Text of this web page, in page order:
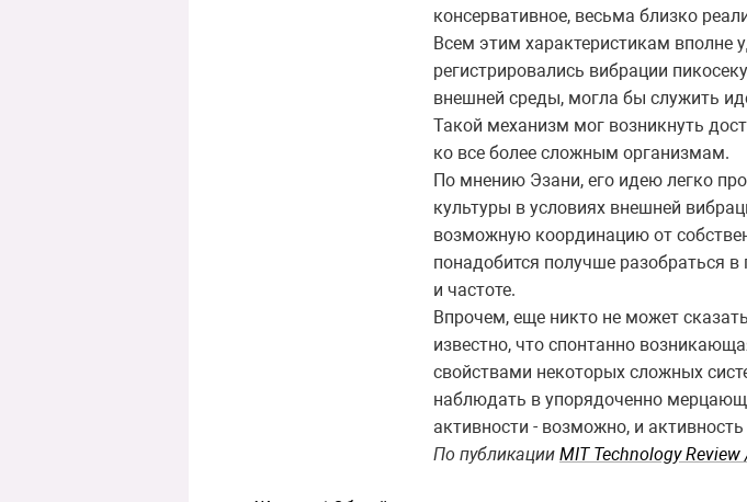
консервативное, весьма близко
Всем этим характеристикам вполне
регистрировались вибрации
внешней среды, могла бы служить
Такой механизм мог возникнуть
ко все более сложным организмам.
По мнению Эзани, его идею легко
культуры в условиях внешней
возможную координацию от
понадобится получше разобраться в
и частоте.
Впрочем, еще никто не может
известно, что спонтанно
свойствами некоторых сложных
наблюдать в упорядоченно
активности - возможно, и
По публикации MIT Technology